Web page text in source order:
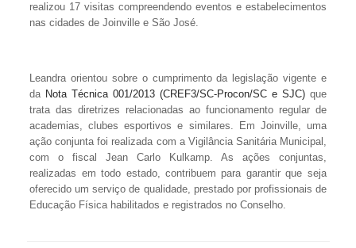
realizou 17 visitas compreendendo eventos e estabelecimentos
nas cidades de Joinville e São José.
Leandra orientou sobre o cumprimento da legislação vigente e
da Nota Técnica 001/2013 (CREF3/SC-Procon/SC e SJC)que
trata das diretrizes relacionadas ao funcionamento regular de
academias, clubes esportivos e similares. Em Joinville, uma
ação conjunta foi realizada com a Vigilância Sanitária Municipal,
com o fiscal Jean Carlo Kulkamp. As ações conjuntas,
realizadas em todo estado, contribuem para garantir que seja
oferecido um serviço de qualidade, prestado por profissionais de
Educação Física habilitados e registrados no Conselho.